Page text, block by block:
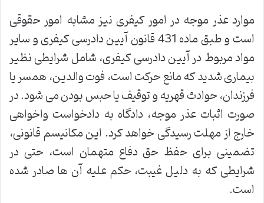
موارد عذر موجه در امور کیفری نیز مشابه امور حقوقی
است و طبق ماده 431 قانون آیین دادرسی کیفری و سایر
مواد مربوط در آیین دادرسی کیفری، شامل شرایطی نظیر
بیماری شدید که مانع حرکت است، فوت والدین، همسر یا
فرزندان، حوادث قهریه و توقیف یا حبس بودن می شود. در
صورت اثبات عذر موجه، دادگاه به دادخواست واخواهی
خارج از مهلت رسیدگی خواهد کرد. این مکانیسم قانونی،
تضمینی برای حفظ حق دفاع متهمان است، حتی در
شرایطی که به دلیل غیبت، حکم علیه آن ها صادر شده
است.